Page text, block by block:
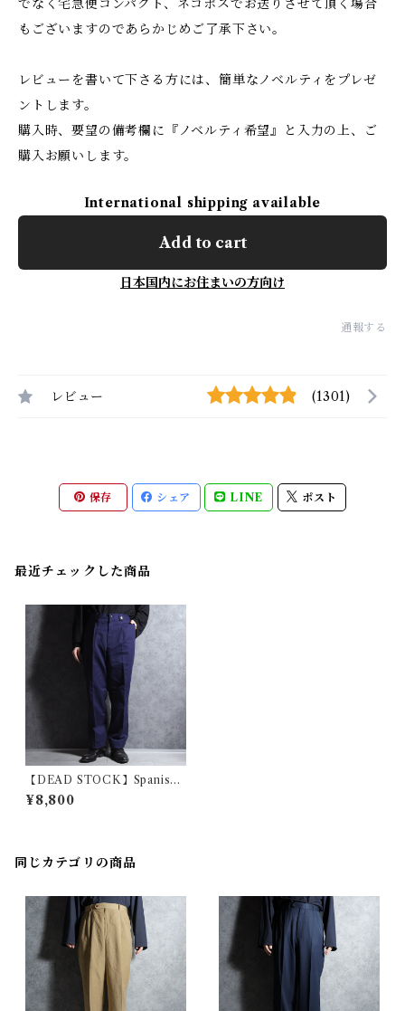
でなく宅急便コンパクト、ネコポスでお送りさせて頂く場合
もございますのであらかじめご了承下さい。
レビューを書いて下さる方には、簡単なノベルティをプレゼ
ントします。
購入時、要望の備考欄に『ノベルティ希望』と入力の上、ご
購入お願いします。
International shipping available
Add to cart
日本国内にお住まいの方向け
通報する
レビュー (1301)
保存 シェア LINE ポスト
最近チェックした商品
【DEAD STOCK】Spanish
CORREOS Dress Trousers
スペイン郵政 ドレス トラウザ
¥8,800
同じカテゴリの商品